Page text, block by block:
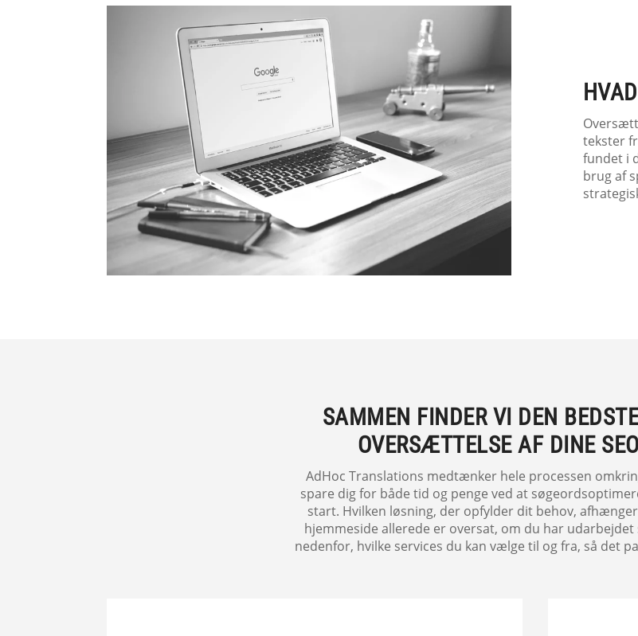
tekster
fundet i
brug af
SAMMEN FINDER VI DEN
OVERSÆTTELSE AF DINE
AdHoc Translations medtænker hele processen
spare dig for både tid og penge ved at
start. Hvilken løsning, der opfylder dit behov,
hjemmeside allerede er oversat, om du har
nedenfor, hvilke services du kan vælge til og fra, så det